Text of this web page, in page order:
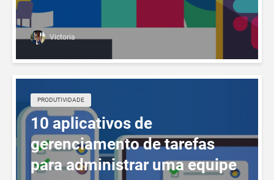
Victoria
PRODUTIVIDADE
10 aplicativos de
gerenciamento de tarefas
para administrar uma equipe